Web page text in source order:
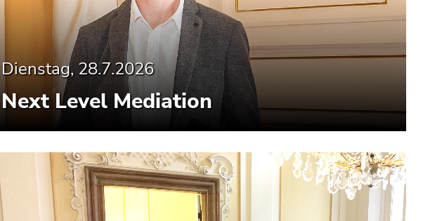
Dienstag, 28.7.2026
Next Level Mediation